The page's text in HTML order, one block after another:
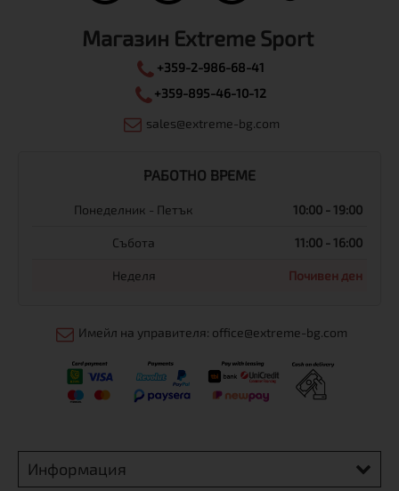
Магазин Extreme Sport
+359-2-986-68-41
+359-895-46-10-12
sales@extreme-bg.com
РАБОТНО ВРЕМЕ
Понеделник - Петък 10:00 - 19:00
Събота 11:00 - 16:00
Неделя Почивен ден
Имейл на управителя: office@extreme-bg.com
Информация